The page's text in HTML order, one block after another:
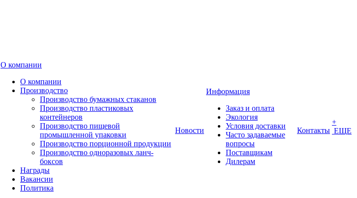
О компании
О компании
Производство
Производство бумажных стаканов
Производство пластиковых
контейнеров
Производство пищевой
промышленной упаковки
Производство порционной продукции
Производство одноразовых ланч-
боксов
Награды
Вакансии
Политика
Новости
Информация
Заказ и оплата
Экология
Условия доставки
Часто задаваемые
вопросы
Поставщикам
Дилерам
Контакты
+
ЕЩЕ